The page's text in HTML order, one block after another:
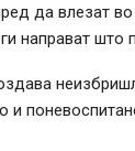
да влезат
направат